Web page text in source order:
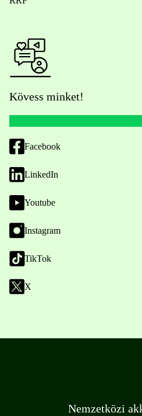
Kövess minket!
Facebook
LinkedIn
Youtube
Instagram
TikTok
X
Nemzetközi